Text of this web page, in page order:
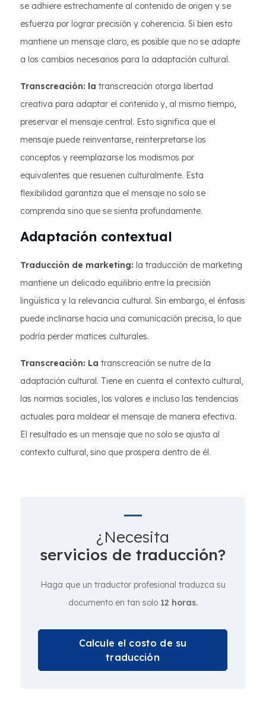
se adhiere estrechamente al contenido de origen y se
esfuerza por lograr precisión y coherencia. Si bien esto
mantiene un mensaje claro, es posible que no se adapte
a los cambios necesarios para la adaptación cultural.
Transcreación: la transcreación otorga libertad
creativa para adaptar el contenido y, al mismo tiempo,
preservar el mensaje central. Esto significa que el
mensaje puede reinventarse, reinterpretarse los
conceptos y reemplazarse los modismos por
equivalentes que resuenen culturalmente. Esta
flexibilidad garantiza que el mensaje no solo se
comprenda sino que se sienta profundamente.
Adaptación contextual
Traducción de marketing: la traducción de marketing
mantiene un delicado equilibrio entre la precisión
lingüística y la relevancia cultural. Sin embargo, el énfasis
puede inclinarse hacia una comunicación precisa, lo que
podría perder matices culturales.
Transcreación: La transcreación se nutre de la
adaptación cultural. Tiene en cuenta el contexto cultural,
las normas sociales, los valores e incluso las tendencias
actuales para moldear el mensaje de manera efectiva.
El resultado es un mensaje que no solo se ajusta al
contexto cultural, sino que prospera dentro de él.
¿Necesita
servicios de traducción?
Haga que un traductor profesional traduzca su
documento en tan solo 12 horas.
Calcule el costo de su
traducción